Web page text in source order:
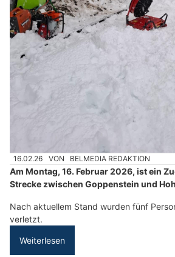
16.02.26 VON BELMEDIA REDAKTION
Am Montag, 16. Februar 2026, ist ein
Strecke zwischen Goppenstein und
Nach aktuellem Stand wurden fünf
verletzt.
Weiterlesen